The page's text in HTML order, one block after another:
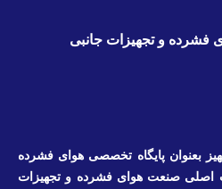
فشرده و تجهیزات جانبی
بعنوان پایگاه تخصصی هوای فشرده
اصلی صنعت هوای فشرده و تجهیزات